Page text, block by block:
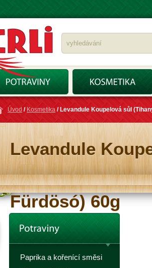
Úvod / Kosmetika / Levandule Koupelová sůl
Levandule
Fürdösó) 60g
Paprika a kořenící směsi